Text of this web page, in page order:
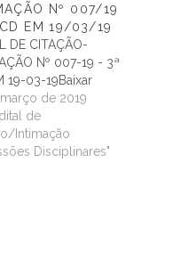
Nº 007/19
EM 19/03/19
DE CITAÇÃO-
Nº 007-19 - 3ª
19-03-19Baixar
de 2019
de
Intimação
Disciplinares"